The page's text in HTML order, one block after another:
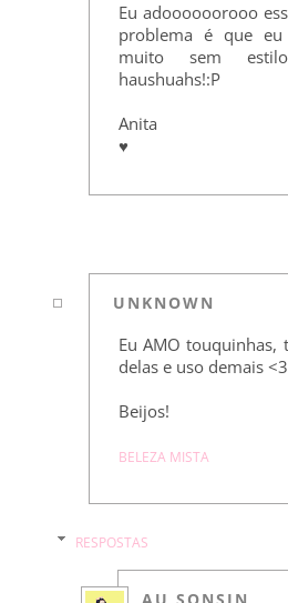
Eu adoooooorooo
problema é que
muito sem
haushuahs!:P
Anita
♥
UNKNOWN
Eu AMO touquinhas,
delas e uso demais <3
Beijos!
BELEZA MISTA
RESPOSTAS